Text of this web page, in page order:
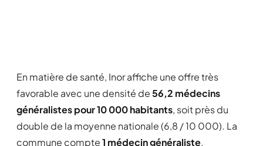
En matière de santé, Inor affiche une offre très
favorable avec une densité de56,2 médecins
généralistes pour 10 000 habitants, soit près du
double de la moyenne nationale (6,8 / 10 000). La
commune compte1 médecin généraliste.